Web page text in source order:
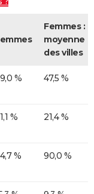
Femmes :
moyenne
des villes
% 47,5 %
% 21,4 %
% 90,0 %